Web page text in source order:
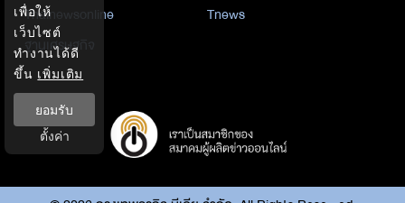
Thainewsonline
Tnews
ฐานเศรษฐกิจ
เพื่อให้
เว็บไซต์
ทำงานได้ดี
ขึ้น เพิ่มเติม
ยอมรับ
ตั้งค่า